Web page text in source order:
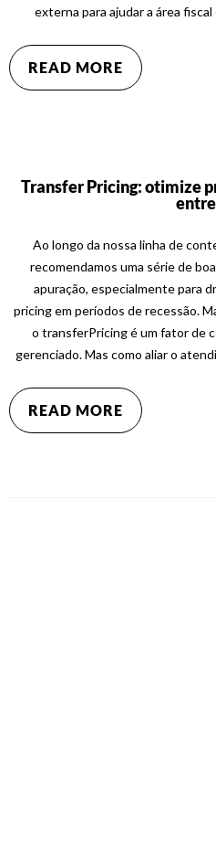
externa para ajudar a área
READ MORE
Transfer Pricing: otimize
Ao longo da nossa linha de
recomendamos uma série de
apuração, especialmente para
pricing em períodos de recessão.
o transferPricing é um fator de
gerenciado. Mas como aliar o
READ MORE